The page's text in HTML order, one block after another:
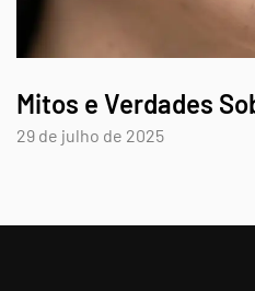
Mitos e Verdades
29 de julho de 2025